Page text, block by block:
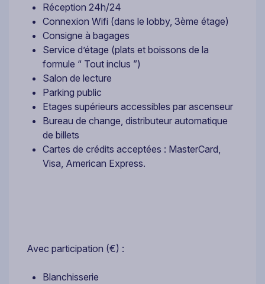
Réception 24h/24
Connexion Wifi (dans le lobby, 3ème étage)
Consigne à bagages
Service d’étage (plats et boissons de la
formule “ Tout inclus ”)
Salon de lecture
Parking public
Etages supérieurs accessibles par ascenseur
Bureau de change, distributeur automatique
de billets
Cartes de crédits acceptées : MasterCard,
Visa, American Express.
Avec participation (€) :
Blanchisserie